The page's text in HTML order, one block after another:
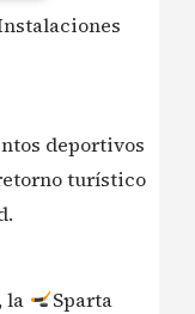
deportivos
turístico
la
Sparta